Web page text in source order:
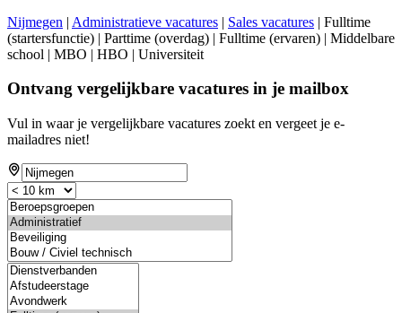
Nijmegen | Administratieve vacatures | Sales vacatures | Fulltime
(startersfunctie) | Parttime (overdag) | Fulltime (ervaren) | Middelbare
school | MBO | HBO | Universiteit
Ontvang vergelijkbare vacatures in je mailbox
Vul in waar je vergelijkbare vacatures zoekt en vergeet je e-
mailadres niet!